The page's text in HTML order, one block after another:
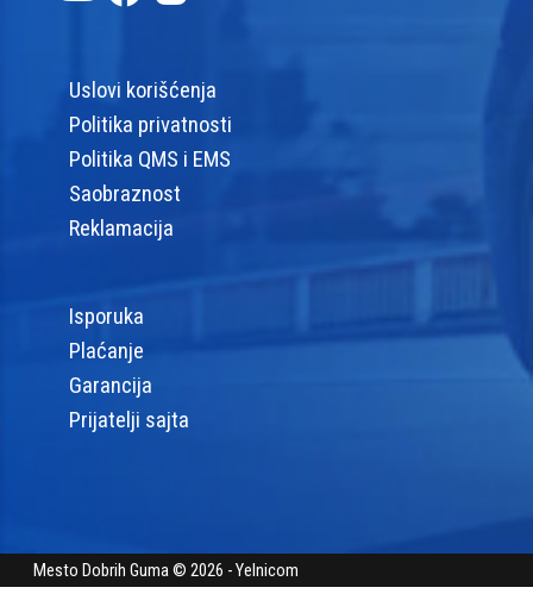
Uslovi korišćenja
Politika privatnosti
Politika QMS i EMS
Saobraznost
Reklamacija
Isporuka
Plaćanje
Garancija
Prijatelji sajta
Mesto Dobrih Guma © 2026 - Yelnicom